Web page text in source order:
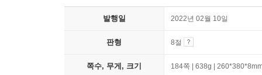
발행일 2022년 02월 10일
판형 8절
쪽수, 무게, 크기 184쪽 | 638g |